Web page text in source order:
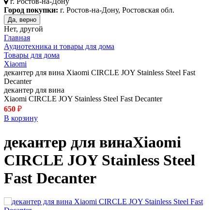
Город покупки: г. Ростов-на-Дону, Ростовская обл.
Да, верно
Нет, другой
Главная
Аудиотехника и товары для дома
Товары для дома
Xiaomi
декантер для вина Xiaomi CIRCLE JOY Stainless Steel Fast
Decanter
декантер для вина
Xiaomi CIRCLE JOY Stainless Steel Fast Decanter
650 ₽
В корзину
декантер для винаXiaomi
CIRCLE JOY Stainless Steel
Fast Decanter